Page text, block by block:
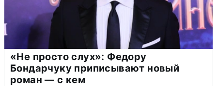
«Не просто слух»: Федору
Бондарчуку приписывают новый
роман — с кем